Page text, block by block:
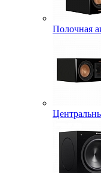
Полочная